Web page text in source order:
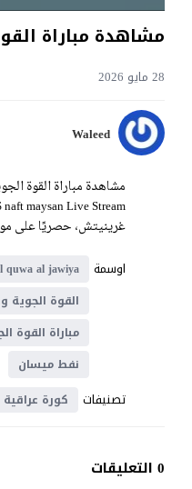
مشاهدة مباراة القوة الجوية
28 مايو 2026
Waleed
غرينيتش، حصريًا على
اوسمة
quwa al jawiya
القوة
مباراة القوة
نفط ميسان
تصنيفات كورة عراقية
0 التعليقات